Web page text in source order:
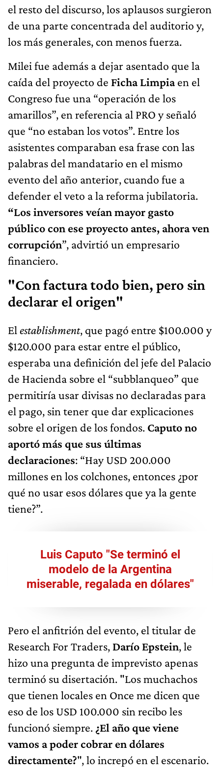
el resto del discurso, los aplausos surgieron
de una parte concentrada del auditorio y,
los más generales, con menos fuerza.
Milei fue además a dejar asentado que la
caída del proyecto de Ficha Limpiaen el
Congreso fue una “operación de los
amarillos”, en referencia al PRO y señaló
que “no estaban los votos”. Entre los
asistentes comparaban esa frase con las
palabras del mandatario en el mismo
evento del año anterior, cuando fue a
defender el veto a la reforma jubilatoria.
“Los inversores veíanmayor gasto
público con ese proyecto antes, ahora ven
corrupción”, advirtió un empresario
financiero.
"Con factura todo bien, pero sin
declarar el origen"
El establishment, que pagó entre $100.000 y
$120.000 para estar entre el público,
esperaba una definición del jefe del Palacio
de Hacienda sobre el “subblanqueo” que
permitiría usar divisas no declaradas para
el pago, sin tener que dar explicaciones
sobre el origen de los fondos. Caputo no
aportó más que sus últimas
declaraciones: “Hay USD 200.000
millones en los colchones, entonces ¿por
qué no usar esos dólares que ya la gente
tiene?”.
Luis Caputo "Se terminó el
modelo de la Argentina
miserable, regalada en dólares"
Pero el anfitrión del evento, el titular de
Research For Traders, Darío Epstein, le
hizo una pregunta de imprevisto apenas
terminó su disertación. "Los muchachos
que tienen locales en Once me dicen que
eso de los USD 100.000 sin recibo les
funcionó siempre. ¿El año que viene
vamos a poder cobrar en dólares
directamente?", lo increpó en el escenario.